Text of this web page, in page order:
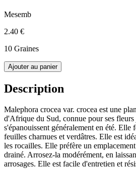
Mesemb
2.40 €
10 Graines
Ajouter au panier
Description
Malephora crocea var. crocea est une
d'Afrique du Sud, connue pour ses fleurs
s'épanouissent généralement en été. Elle
feuilles charnues et verdâtres. Elle est
les rocailles. Elle préfère un
drainé. Arrosez-la modérément, en
arrosages. Elle est facile d'entretien et